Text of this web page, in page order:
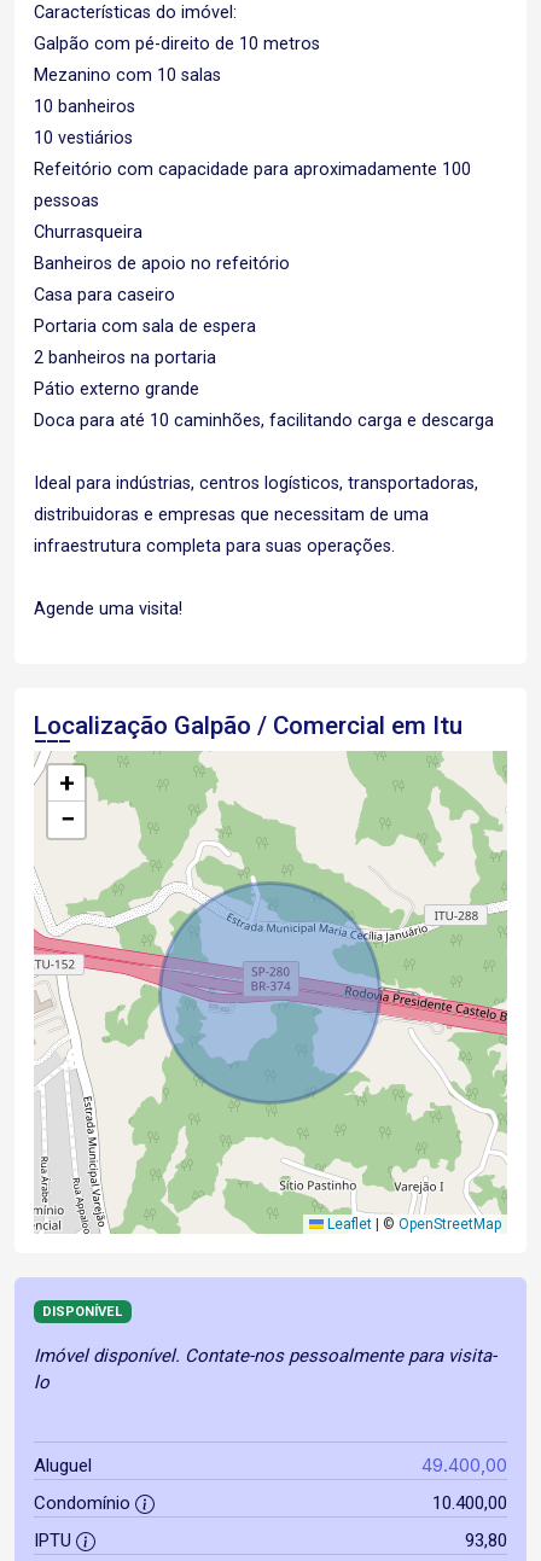
Características do imóvel:
Galpão com pé-direito de 10 metros
Mezanino com 10 salas
10 banheiros
10 vestiários
Refeitório com capacidade para aproximadamente 100
pessoas
Churrasqueira
Banheiros de apoio no refeitório
Casa para caseiro
Portaria com sala de espera
2 banheiros na portaria
Pátio externo grande
Doca para até 10 caminhões, facilitando carga e descarga
Ideal para indústrias, centros logísticos, transportadoras,
distribuidoras e empresas que necessitam de uma
infraestrutura completa para suas operações.
Agende uma visita!
Localização Galpão / Comercial em Itu
+
−
Leaflet © OpenStreetMap
DISPONÍVEL
Imóvel disponível. Contate-nos pessoalmente para visita-
lo
Aluguel 49.400,00
Condomínio
10.400,00
IPTU
93,80